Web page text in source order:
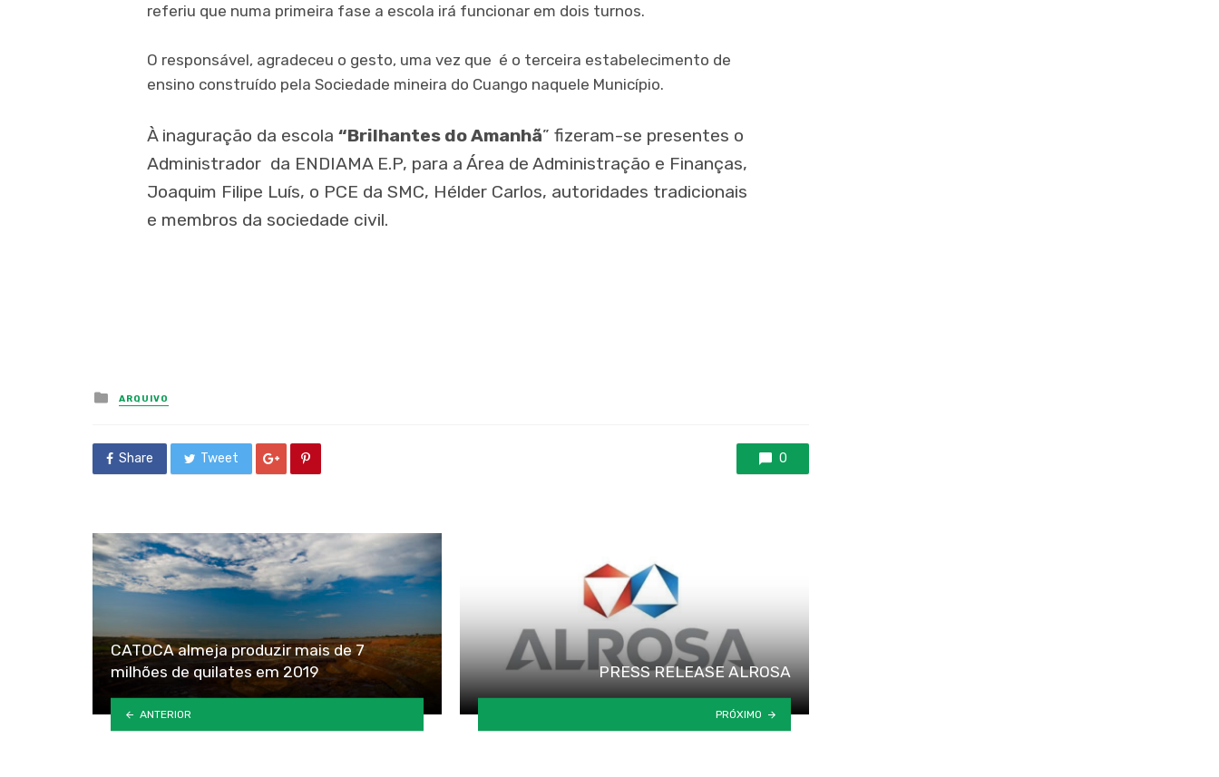
referiu que numa primeira fase a escola irá funcionar em dois turnos.
O responsável, agradeceu o gesto, uma vez que é o terceira estabelecimento de
ensino construído pela Sociedade mineira do Cuango naquele Município.
À inaguração da escola “Brilhantes do Amanhã” fizeram-se presentes o
Administrador da ENDIAMA E.P, para a Área de Administração e Finanças,
Joaquim Filipe Luís, o PCE da SMC, Hélder Carlos, autoridades tradicionais
e membros da sociedade civil.
Posted
in
ARQUIVO
Share Tweet 0
CATOCA almeja produzir mais de 7
milhões de quilates em 2019
ANTERIOR
PRESS RELEASE ALROSA
PRÓXIMO